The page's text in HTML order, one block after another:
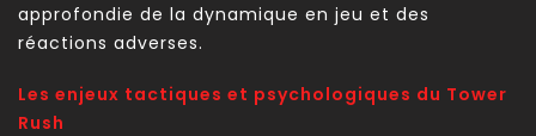
approfondie de la dynamique en jeu et des
réactions adverses.
Les enjeux tactiques et psychologiques du Tower
Rush